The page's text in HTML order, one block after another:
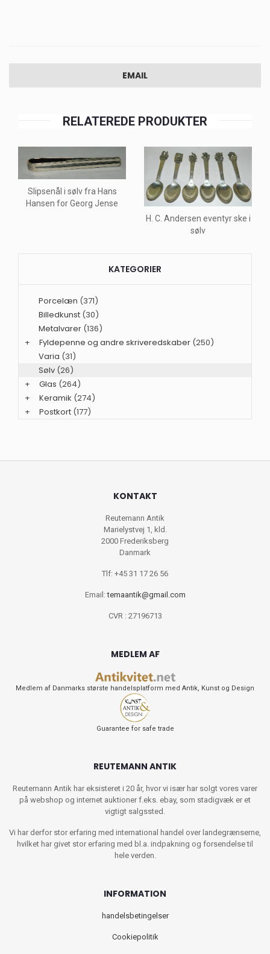
EMAIL
RELATEREDE PRODUKTER
Slipsenål i sølv fra Hans
Hansen for Georg Jense
H. C. Andersen eventyr ske i
sølv
KATEGORIER
Porcelæn (371)
Billedkunst (30)
Metalvarer (136)
+
Fyldepenne og andre skriveredskaber (250)
Varia (31)
Sølv (26)
+
Glas (264)
+
Keramik (274)
+
Postkort (177)
KONTAKT
Reutemann Antik
Marielystvej 1, kld.
2000 Frederiksberg
Danmark
Tlf: +45 31 17 26 56
Email:temaantik@gmail.com
CVR : 27196713
MEDLEM AF
Medlem af Danmarks største handelsplatform med Antik, Kunst og Design
Guarantee for safe trade
REUTEMANN ANTIK
Reutemann Antik har eksisteret i 20 år, hvor vi især har solgt vores varer
på webshop og internet auktioner f.eks. ebay, som stadigvæk er et
vigtigt salgssted.
Vi har derfor stor erfaring med international handel over landegrænserne,
hvilket har givet stor erfaring med bl.a. indpakning og forsendelse til
hele verden.
INFORMATION
handelsbetingelser
Cookiepolitik